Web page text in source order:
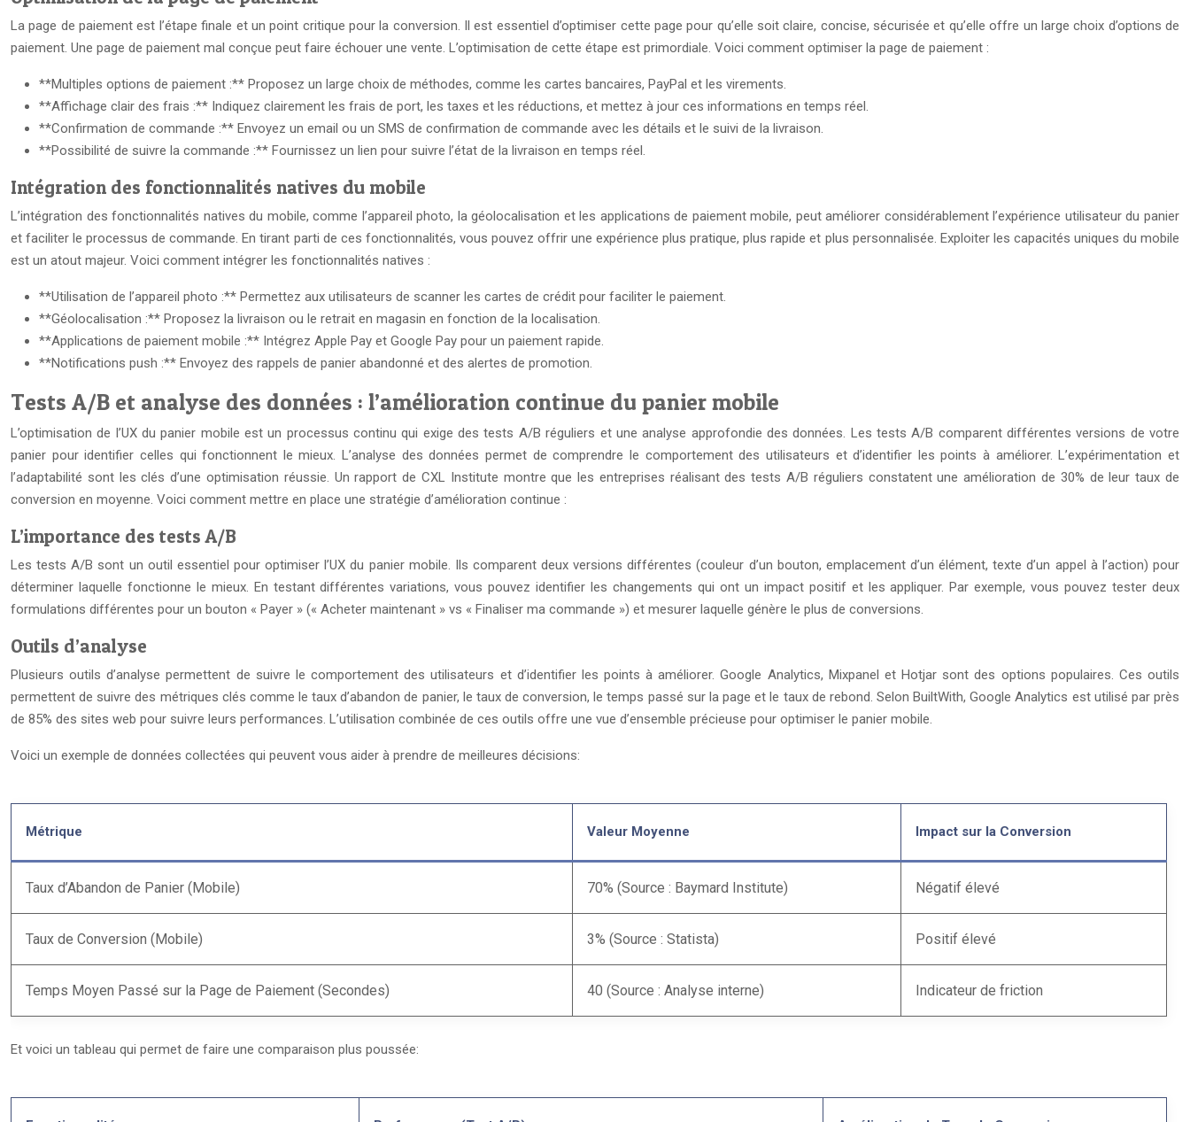
La page de paiement est l’étape finale et un point critique pour la conversion. Il est essentiel d’optimiser cette page pour qu’elle soit claire, concise, sécurisée et qu’elle offre un large choix d’options de
paiement. Une page de paiement mal conçue peut faire échouer une vente. L’optimisation de cette étape est primordiale. Voici comment optimiser la page de paiement :
**Multiples options de paiement :** Proposez un large choix de méthodes, comme les cartes bancaires, PayPal et les virements.
**Affichage clair des frais :** Indiquez clairement les frais de port, les taxes et les réductions, et mettez à jour ces informations en temps réel.
**Confirmation de commande :** Envoyez un email ou un SMS de confirmation de commande avec les détails et le suivi de la livraison.
**Possibilité de suivre la commande :** Fournissez un lien pour suivre l’état de la livraison en temps réel.
Intégration des fonctionnalités natives du mobile
L’intégration des fonctionnalités natives du mobile, comme l’appareil photo, la géolocalisation et les applications de paiement mobile, peut améliorer considérablement l’expérience utilisateur du panier
et faciliter le processus de commande. En tirant parti de ces fonctionnalités, vous pouvez offrir une expérience plus pratique, plus rapide et plus personnalisée. Exploiter les capacités uniques du mobile
est un atout majeur. Voici comment intégrer les fonctionnalités natives :
**Utilisation de l’appareil photo :** Permettez aux utilisateurs de scanner les cartes de crédit pour faciliter le paiement.
**Géolocalisation :** Proposez la livraison ou le retrait en magasin en fonction de la localisation.
**Applications de paiement mobile :** Intégrez Apple Pay et Google Pay pour un paiement rapide.
**Notifications push :** Envoyez des rappels de panier abandonné et des alertes de promotion.
Tests A/B et analyse des données : l’amélioration continue du panier mobile
L’optimisation de l’UX du panier mobile est un processus continu qui exige des tests A/B réguliers et une analyse approfondie des données. Les tests A/B comparent différentes versions de votre
panier pour identifier celles qui fonctionnent le mieux. L’analyse des données permet de comprendre le comportement des utilisateurs et d’identifier les points à améliorer. L’expérimentation et
l’adaptabilité sont les clés d’une optimisation réussie. Un rapport de CXL Institute montre que les entreprises réalisant des tests A/B réguliers constatent une amélioration de 30% de leur taux de
conversion en moyenne. Voici comment mettre en place une stratégie d’amélioration continue :
L’importance des tests A/B
Les tests A/B sont un outil essentiel pour optimiser l’UX du panier mobile. Ils comparent deux versions différentes (couleur d’un bouton, emplacement d’un élément, texte d’un appel à l’action) pour
déterminer laquelle fonctionne le mieux. En testant différentes variations, vous pouvez identifier les changements qui ont un impact positif et les appliquer. Par exemple, vous pouvez tester deux
formulations différentes pour un bouton « Payer » (« Acheter maintenant » vs « Finaliser ma commande ») et mesurer laquelle génère le plus de conversions.
Outils d’analyse
Plusieurs outils d’analyse permettent de suivre le comportement des utilisateurs et d’identifier les points à améliorer. Google Analytics, Mixpanel et Hotjar sont des options populaires. Ces outils
permettent de suivre des métriques clés comme le taux d’abandon de panier, le taux de conversion, le temps passé sur la page et le taux de rebond. Selon BuiltWith, Google Analytics est utilisé par près
de 85% des sites web pour suivre leurs performances. L’utilisation combinée de ces outils offre une vue d’ensemble précieuse pour optimiser le panier mobile.
Voici un exemple de données collectées qui peuvent vous aider à prendre de meilleures décisions:
Métrique Valeur Moyenne Impact sur la Conversion
Taux d’Abandon de Panier (Mobile) 70% (Source : Baymard Institute) Négatif élevé
Taux de Conversion (Mobile) 3% (Source : Statista) Positif élevé
Temps Moyen Passé sur la Page de Paiement (Secondes) 40 (Source : Analyse interne) Indicateur de friction
Et voici un tableau qui permet de faire une comparaison plus poussée: